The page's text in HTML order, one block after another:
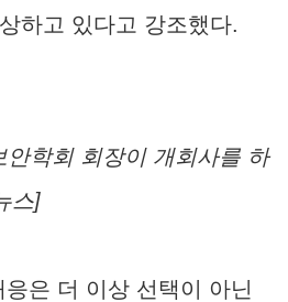
하고 있다고 강조했다.
학회 회장이 개회사를 하
스]
은 더 이상 선택이 아닌